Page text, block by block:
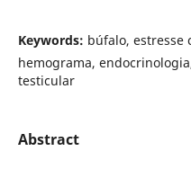
Keywords: búfalo, estresse
hemograma,
testicular
Abstract